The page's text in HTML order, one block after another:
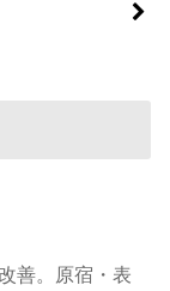
善。原宿・表